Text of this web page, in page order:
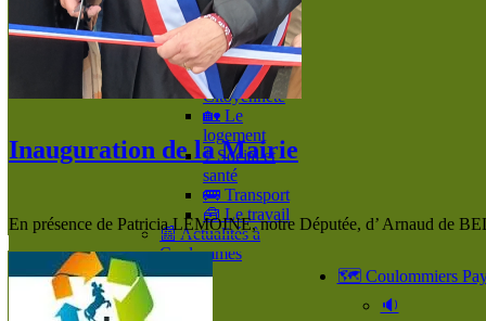
Démarches
pour la
Famille
💼 Papiers –
Citoyenneté
🏡 Le
logement
⚕️ Social et
santé
🚌 Transport
🧰 Le travail
📰 Actualités à
Coulommes
🗺️ Coulommiers
🔉
Inauguration de la Mairie
En présence de Patricia LEMOINE, notre Députée, d’ Arnaud de